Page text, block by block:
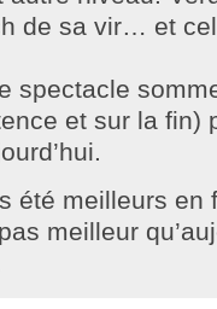
de sa vir… et
spectacle
et sur la fin)
été meilleurs en
meilleur